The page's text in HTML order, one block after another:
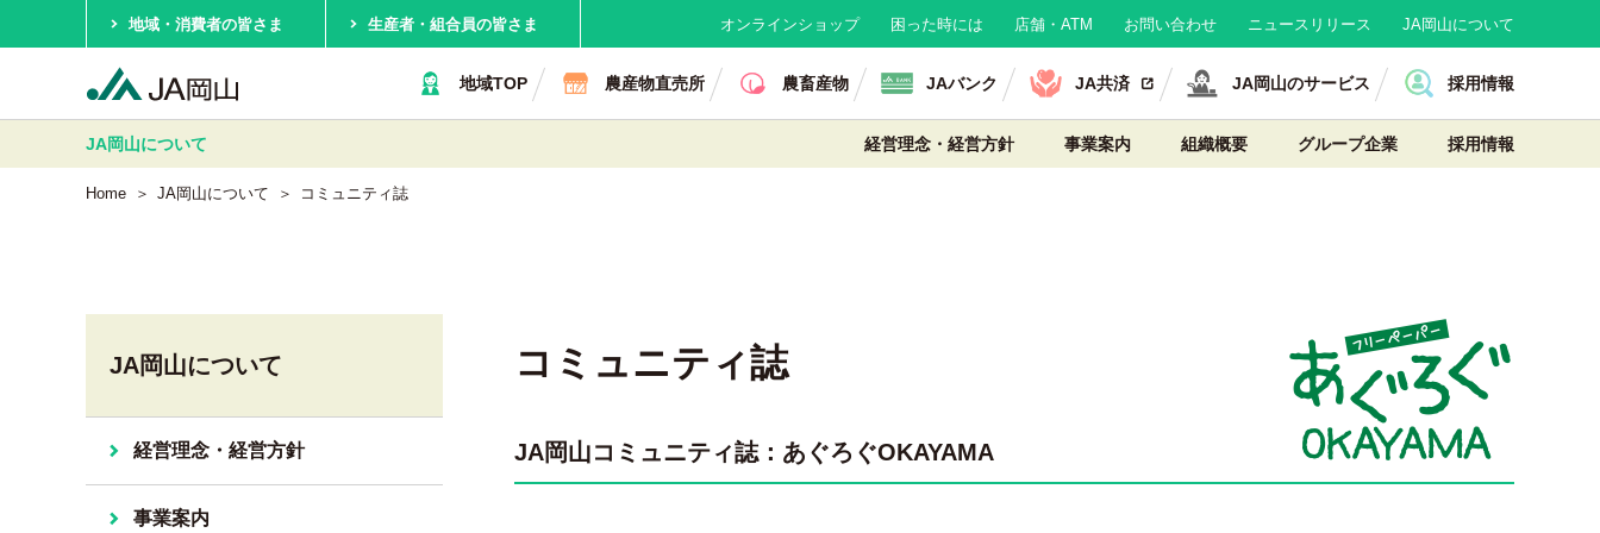
地域・消費者の皆さま 生産者・組合員の皆さま オンラインショップ 困った時には 店舗・ATM お問い合わせ ニュースリリース JA岡山について
地域TOP 農産物直売所 農畜産物 JAバンク JA共済 JA岡山のサービス 採用情報
JA岡山について 経営理念・経営方針 事業案内 組織概要 グループ企業 採用情報
Home JA岡山について コミュニティ誌
コミュニティ誌
JA岡山コミュニティ誌： あぐろぐOKAYAMA
JA岡山について
経営理念・経営方針
事業案内